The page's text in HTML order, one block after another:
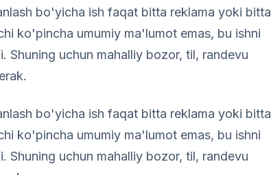
bo'yicha ish faqat bitta reklama yoki bitta
ko'pincha umumiy ma'lumot emas, bu ishni
Shuning uchun mahalliy bozor, til, randevu
bo'yicha ish faqat bitta reklama yoki bitta
ko'pincha umumiy ma'lumot emas, bu ishni
Shuning uchun mahalliy bozor, til, randevu